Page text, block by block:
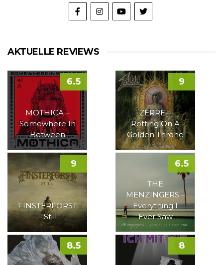
AKTUELLE REVIEWS
MOTHICA –
Somewhere In
Between
6.5
ZERRE –
Rotting On A
Golden Throne
9
FINSTERFORST
– Still
9
THE
MENZINGERS –
Everything I
Ever Saw
6.5
8.5 8